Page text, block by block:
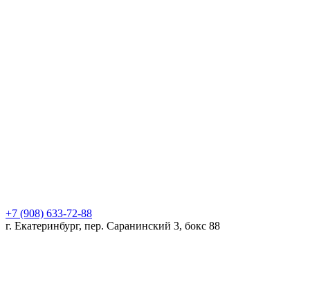
+7 (908) 633-72-88
г. Екатеринбург, пер. Саранинский 3, бокс 88